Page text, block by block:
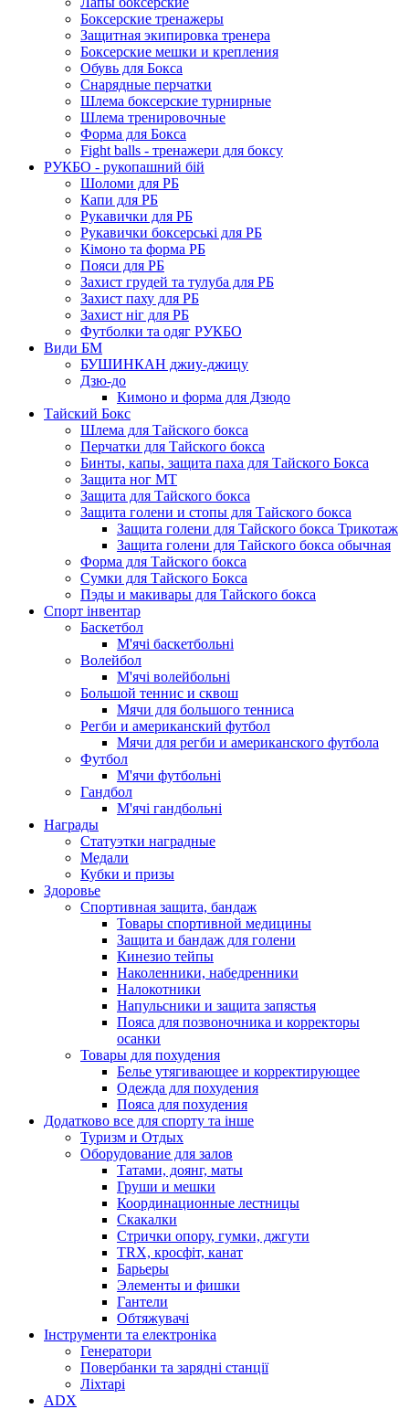
Боксерские тренажеры
Защитная экипировка тренера
Боксерские мешки и крепления
Обувь для Бокса
Снарядные перчатки
Шлема боксерские турнирные
Шлема тренировочные
Форма для Бокса
Fight balls - тренажери для боксу
РУКБО - рукопашний бій
Шоломи для РБ
Капи для РБ
Рукавички для РБ
Рукавички боксерські для РБ
Кімоно та форма РБ
Пояси для РБ
Захист грудей та тулуба для РБ
Захист паху для РБ
Захист ніг для РБ
Футболки та одяг РУКБО
Види БМ
БУШИНКАН джиу-джицу
Дзю-до
Кимоно и форма для Дзюдо
Тайский Бокс
Шлема для Тайского бокса
Перчатки для Тайского бокса
Бинты, капы, защита паха для Тайского Бокса
Защита ног МТ
Защита для Тайского бокса
Защита голени и стопы для Тайского бокса
Защита голени для Тайского бокса Трикотаж
Защита голени для Тайского бокса обычная
Форма для Тайского бокса
Сумки для Тайского Бокса
Пэды и макивары для Тайского бокса
Спорт інвентар
Баскетбол
М'ячі баскетбольні
Волейбол
М'ячі волейбольні
Большой теннис и сквош
Мячи для большого тенниса
Регби и американский футбол
Мячи для регби и американского футбола
Футбол
М'ячи футбольнi
Гандбол
М'ячі гандбольні
Награды
Статуэтки наградные
Медали
Кубки и призы
Здоровье
Спортивная защита, бандаж
Товары спортивной медицины
Защита и бандаж для голени
Кинезио тейпы
Наколенники, набедренники
Налокотники
Напульсники и защита запястья
Пояса для позвоночника и корректоры
осанки
Товары для похудения
Белье утягивающее и корректирующее
Одежда для похудения
Пояса для похудения
Додатково все для спорту та інше
Туризм и Отдых
Оборудование для залов
Татами, доянг, маты
Груши и мешки
Координационные лестницы
Скакалки
Стрички опору, гумки, джгути
TRX, кросфіт, канат
Барьеры
Элементы и фишки
Гантели
Обтяжувачі
Інструменти та електроніка
Генератори
Повербанки та зарядні станції
Ліхтарі
ADX